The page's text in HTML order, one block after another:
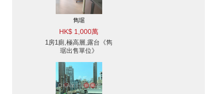
雋琚
HK$ 1,000萬
1房1廁,極高層,露台《雋
琚出售單位》